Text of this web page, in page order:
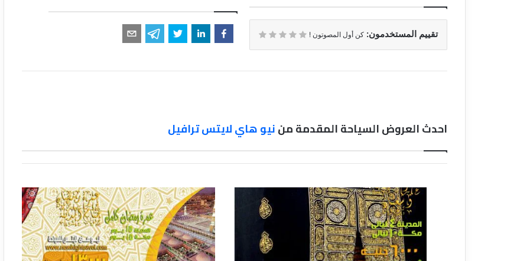
تقييم المستخدمون: كن أول المصوتون !
احدث العروض السياحة المقدمة مننيو هاي لايتس ترافيل